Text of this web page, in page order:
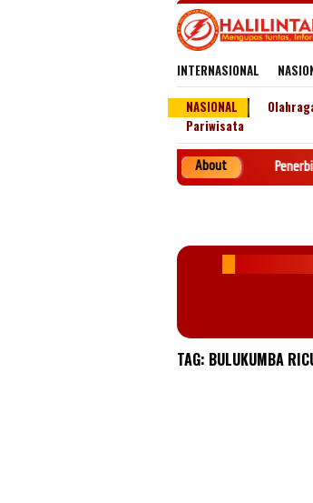
INTERNASIONAL
NASIONAL
Pariwisata
About
Penerbit PT.
TAG: BULUKUMBA